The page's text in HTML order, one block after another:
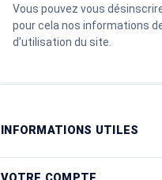
Vous pouvez vous
pour cela nos informations
d'utilisation du site.
INFORMATIONS UTILES